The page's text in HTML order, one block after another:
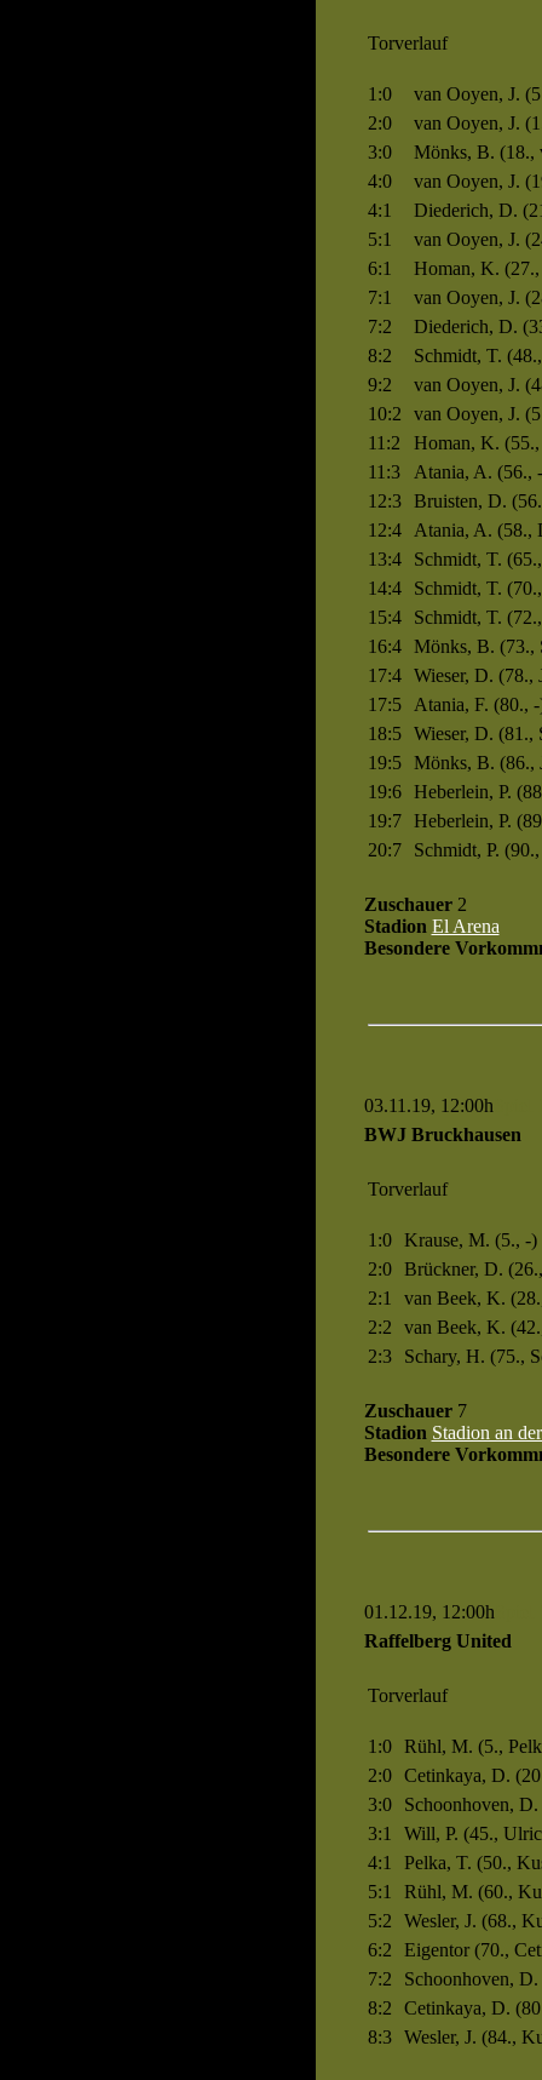
Torverlauf
1:0
van Ooyen, J.
2:0
van Ooyen, J.
3:0
Mönks, B. (18.,
4:0
van Ooyen, J.
4:1
Diederich, D.
5:1
van Ooyen, J.
6:1
Homan, K.
7:1
van Ooyen, J.
7:2
Diederich, D.
8:2
Schmidt, T.
9:2
van Ooyen, J.
10:2
van Ooyen, J.
11:2
Homan, K.
11:3
Atania, A. (56.,
12:3
Bruisten, D.
12:4
Atania, A. (58.,
13:4
Schmidt, T.
14:4
Schmidt, T.
15:4
Schmidt, T.
16:4
Mönks, B. (73.,
17:4
Wieser, D. (78.,
17:5
Atania, F. (80.,
18:5
Wieser, D. (81.,
19:5
Mönks, B. (86.,
19:6
Heberlein, P.
19:7
Heberlein, P.
20:7
Schmidt, P.
Zuschauer2
Stadion El Arena
Besondere
03.11.19, 12:00h
BWJ Bruckhausen
Torverlauf
1:0
Krause, M. (5., -)
2:0
Brückner, D.
2:1
van Beek, K.
2:2
van Beek, K.
2:3
Schary, H. (75.,
Zuschauer7
Stadion Stadion an
Besondere
01.12.19, 12:00h
Raffelberg United
Torverlauf
1:0
Rühl, M. (5.,
2:0
Cetinkaya, D.
3:0
Schoonhoven,
3:1
Will, P. (45.,
4:1
Pelka, T. (50.,
5:1
Rühl, M. (60.,
5:2
Wesler, J. (68.,
6:2
Eigentor (70.,
7:2
Schoonhoven,
8:2
Cetinkaya, D.
8:3
Wesler, J. (84.,